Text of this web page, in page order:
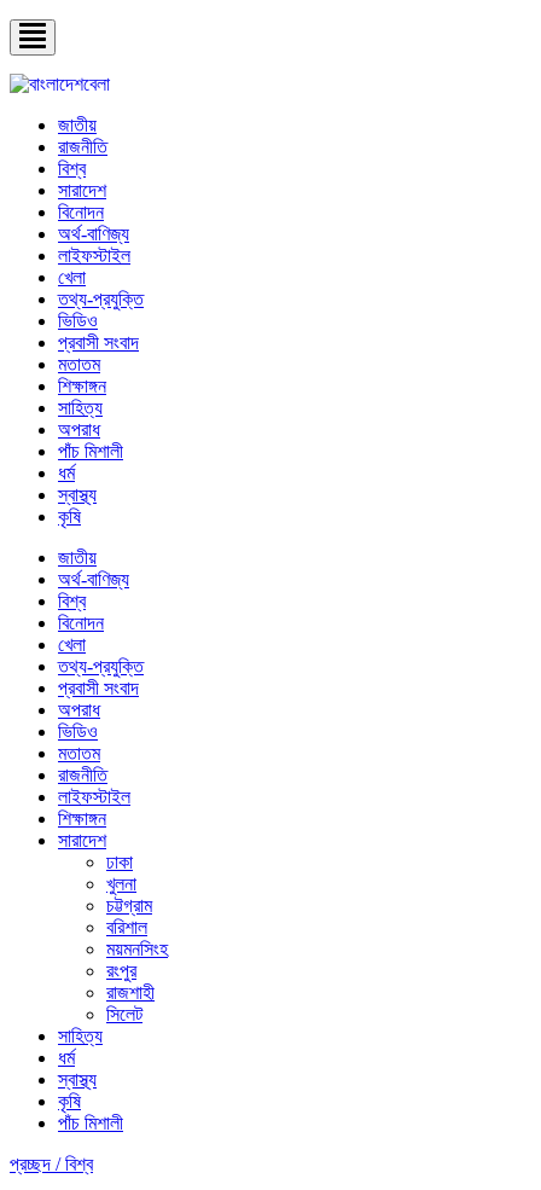
জাতীয়
রাজনীতি
বিশ্ব
সারাদেশ
বিনোদন
অর্থ-বাণিজ্য
লাইফস্টাইল
খেলা
তথ্য-প্রযুক্তি
ভিডিও
প্রবাসী সংবাদ
মতাতম
শিক্ষাঙ্গন
সাহিত্য
অপরাধ
পাঁচ মিশালী
ধর্ম
স্বাস্থ্য
কৃষি
জাতীয়
অর্থ-বাণিজ্য
বিশ্ব
বিনোদন
খেলা
তথ্য-প্রযুক্তি
প্রবাসী সংবাদ
অপরাধ
ভিডিও
মতাতম
রাজনীতি
লাইফস্টাইল
শিক্ষাঙ্গন
সারাদেশ
ঢাকা
খুলনা
চট্টগ্রাম
বরিশাল
ময়মনসিংহ
রংপুর
রাজশাহী
সিলেট
সাহিত্য
ধর্ম
স্বাস্থ্য
কৃষি
পাঁচ মিশালী
প্রচ্ছদ /বিশ্ব